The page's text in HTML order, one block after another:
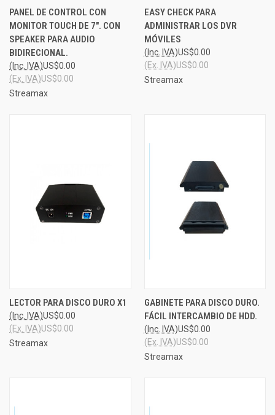
PANEL DE CONTROL CON
MONITOR TOUCH DE 7". CON
SPEAKER PARA AUDIO
BIDIRECIONAL.
US$0.00
(Inc. IVA)
US$0.00
(Ex. IVA)
Streamax
EASY CHECK PARA
ADMINISTRAR LOS DVR
MÓVILES
US$0.00
(Inc. IVA)
US$0.00
(Ex. IVA)
Streamax
LECTOR PARA DISCO DURO X1
US$0.00
(Inc. IVA)
US$0.00
(Ex. IVA)
Streamax
GABINETE PARA DISCO DURO.
FÁCIL INTERCAMBIO DE HDD.
US$0.00
(Inc. IVA)
US$0.00
(Ex. IVA)
Streamax